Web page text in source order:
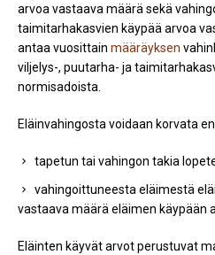
arvoa vastaava määrä sekä
taimitarhakasvien käypää arvoa
antaa vuosittain määräyksen
viljelys-, puutarha- ja
normisadoista.
Eläinvahingosta voidaan korvata
tapetun tai vahingon takia
vahingoittuneesta eläimestä
vastaava määrä eläimen käypään
Eläinten käyvät arvot perustuvat